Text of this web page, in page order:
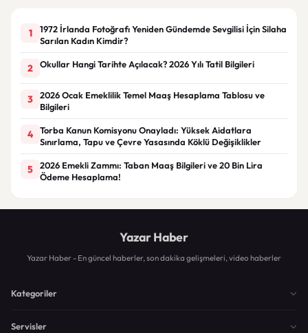
1
1972 İrlanda Fotoğrafı Yeniden Gündemde Sevgilisi İçin Silaha
Sarılan Kadın Kimdir?
2 Okullar Hangi Tarihte Açılacak? 2026 Yılı Tatil Bilgileri
3
2026 Ocak Emeklilik Temel Maaş Hesaplama Tablosu ve
Bilgileri
4
Torba Kanun Komisyonu Onayladı: Yüksek Aidatlara
Sınırlama, Tapu ve Çevre Yasasında Köklü Değişiklikler
5
2026 Emekli Zammı: Taban Maaş Bilgileri ve 20 Bin Lira
Ödeme Hesaplama!
Yazar Haber
Yazar Haber - En güncel haberler, son dakika gelişmeleri, video haberler
Kategoriler
Servisler